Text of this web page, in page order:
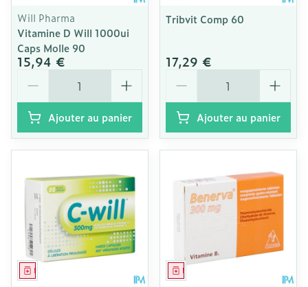
Will Pharma
Vitamine D Will 1000ui
Caps Molle 90
15,94 €
Ajouter au panier
Tribvit Comp 60
17,29 €
Ajouter au panier
Médicament Médicament